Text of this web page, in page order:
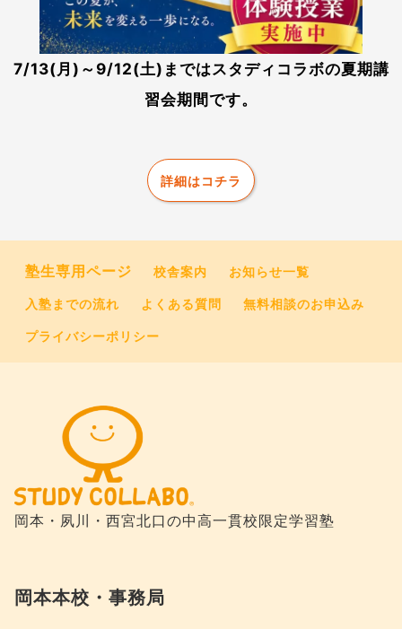
7/13(月)～9/12(土)まではスタディコラボの夏期講
習会期間です。
詳細はコチラ
塾生専用ページ 校舎案内 お知らせ一覧
入塾までの流れ よくある質問 無料相談のお申込み
プライバシーポリシー
岡本・夙川・西宮北口の中高一貫校限定学習塾
岡本本校・事務局